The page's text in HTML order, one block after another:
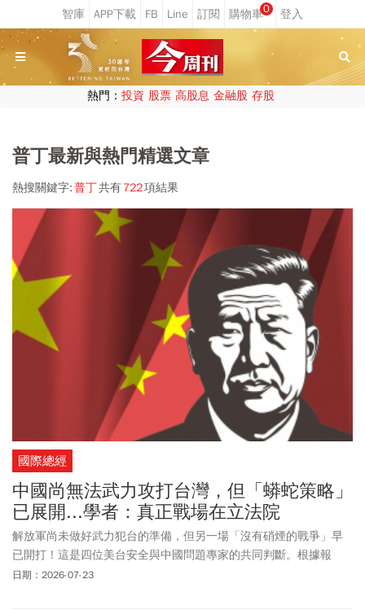
0
熱門： 投資 股票 高股息 金融股 存股
普丁最新與熱門精選文章
熱搜關鍵字:普丁共有722項結果
國際總經
中國尚無法武力攻打台灣，但「蟒蛇策略」
已展開...學者：真正戰場在立法院
解放軍尚未做好武力犯台的準備，但另一場「沒有硝煙的戰爭」早
已開打！這是四位美台安全與中國問題專家的共同判斷。根據報
導，專家學者指出，中共中央軍委席次大量懸缺、習近平不敢交出
日期：2026-07-23